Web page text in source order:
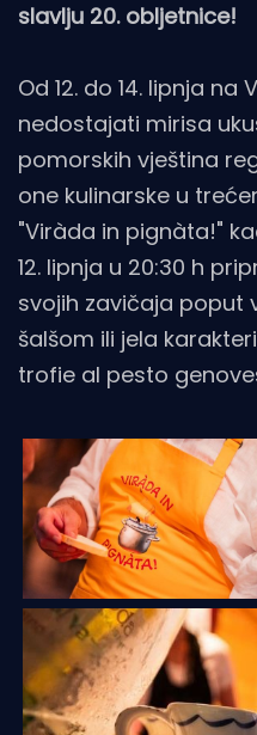
slavlju 20. obljetnice!
Od 12. do 14. lipnja
nedostajati mirisa
pomorskih vještina
one kulinarske u
"Viràda in pignàta!"
12. lipnja u 20:30 h
svojih zavičaja poput
šalšom ili jela
trofie al pesto